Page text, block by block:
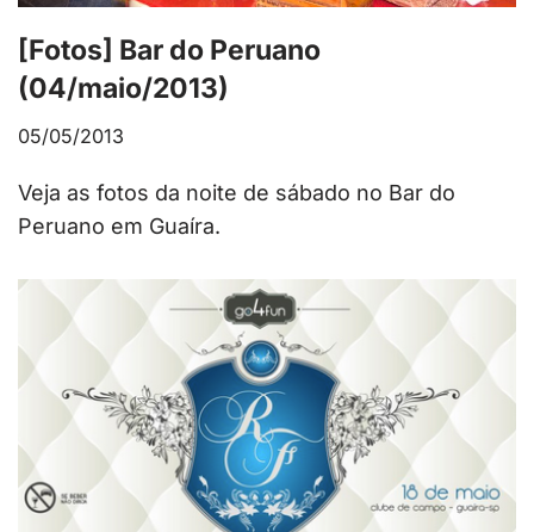
[Fotos] Bar do Peruano
(04/maio/2013)
05/05/2013
Veja as fotos da noite de sábado no Bar do
Peruano em Guaíra.